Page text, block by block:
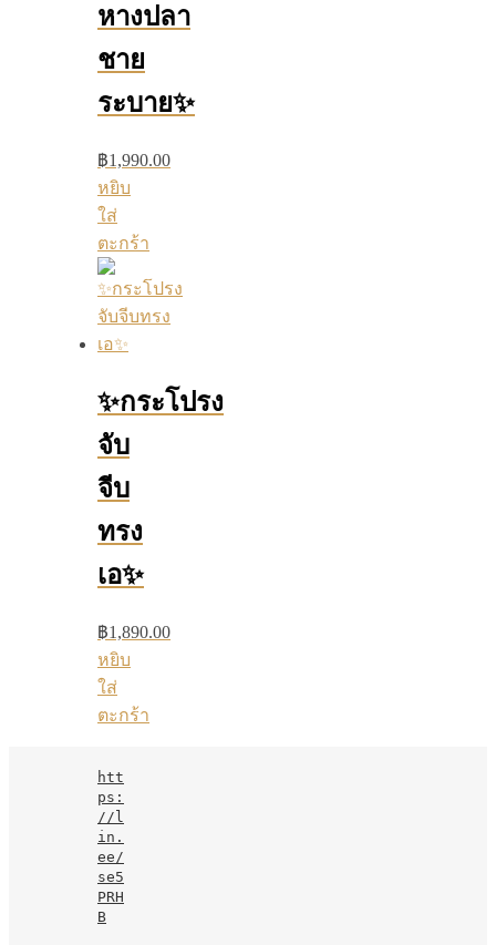
หางปลา
ชาย
ระบาย✨
฿1,990.00
หยิบ
ใส่
ตะกร้า
✨กระโปรง
จับ
จีบ
ทรง
เอ✨
฿1,890.00
หยิบ
ใส่
ตะกร้า
htt
ps:
//l
in.
ee/
se5
PRH
B